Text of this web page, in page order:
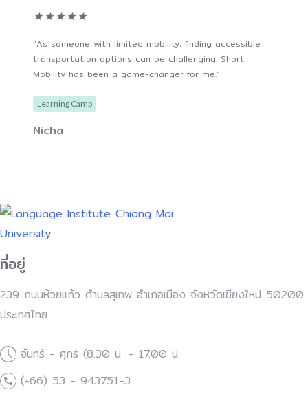
“As someone with limited mobility, finding accessible
transportation options can be challenging. Short
Mobility has been a game-changer for me.”
★ ★ ★ ★ ★
Nicha
Learning Camp
ที่อยู่
239 ถนนห้วยแก้ว ตำบลสุเทพ อำเภอเมือง จังหวัดเชียงใหม่ 50200
ประเทศไทย
จันทร์ - ศุกร์ (8.30 น. - 17.00 น.
(+66) 53 - 943751-3